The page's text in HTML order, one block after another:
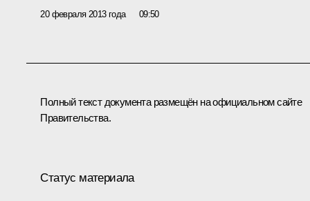
20 февраля 2013 года 09:50
Полныйтекстдокумента размещён на официальном сайте
Правительства.
Статус материала